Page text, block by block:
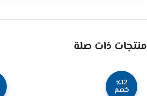
منتجات ذات صلة
٪12
خصم